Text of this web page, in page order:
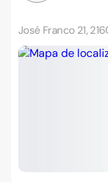
José Franco 21,